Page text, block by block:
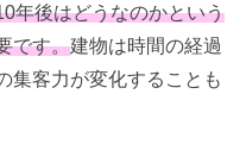
年後はどうなのかという
です。建物は時間の経過
集客力が変化することも